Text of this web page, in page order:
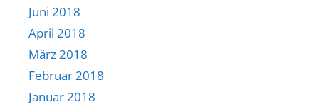
Juni 2018
April 2018
März 2018
Februar 2018
Januar 2018